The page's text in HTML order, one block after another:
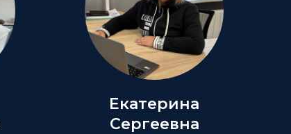
Екатерина
Сергеевна